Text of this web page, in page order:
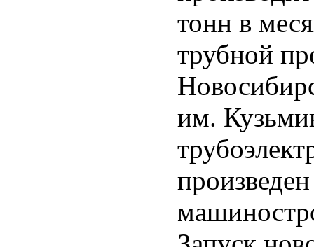
тонн в
трубной
им.